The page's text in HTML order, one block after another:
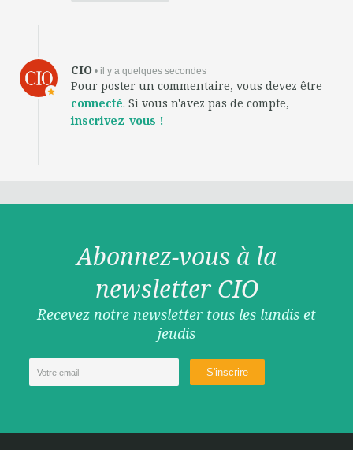
CIO • il y a quelques secondes
Pour poster un commentaire, vous devez être
connecté. Si vous n'avez pas de compte,
inscrivez-vous !
Abonnez-vous à la
newsletter CIO
Recevez notre newsletter tous les lundis et
jeudis